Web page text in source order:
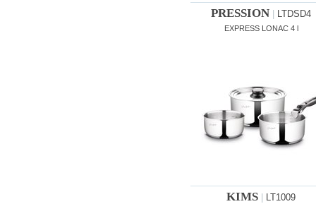
PRESSION LTDSD4
EXPRESS LONAC 4 l
KIMS LT1009